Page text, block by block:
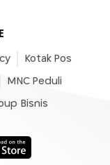
Kotak Pos
MNC Peduli
Bisnis